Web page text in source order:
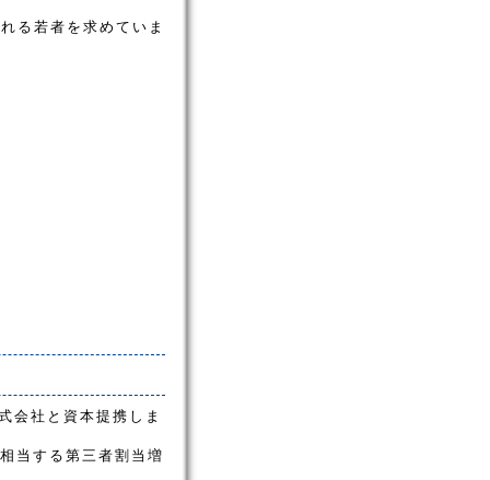
る若者を求めていま
会社と資本提携しま
当する第三者割当増